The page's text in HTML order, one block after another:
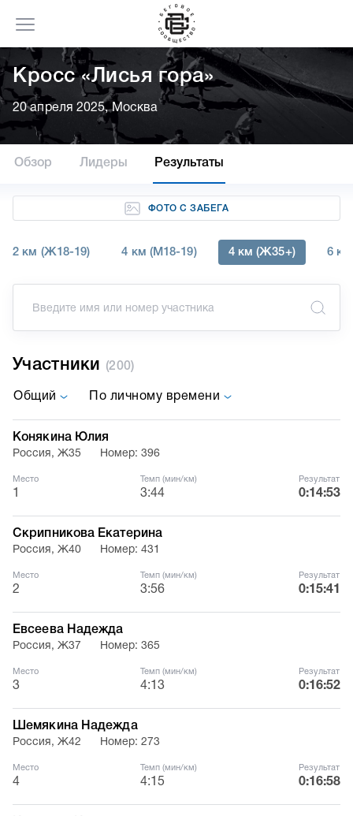
Кросс «Лисья гора»
20 апреля 2025, Москва
Обзор Лидеры Результаты
ФОТО С ЗАБЕГА
2 км (Ж18-19) 4 км (М18-19) 4 км (Ж35+) 6
Участники (200)
Общий По личному времени
Конякина Юлия
Россия, Ж35 Номер: 396
Место Темп (мин/км)
3:44
Результат
0:14:53
Скрипникова Екатерина
Россия, Ж40 Номер: 431
Место
2
Темп (мин/км)
3:56
Результат
0:15:41
Евсеева Надежда
Россия, Ж37 Номер: 365
Место
3
Темп (мин/км)
4:13
Результат
0:16:52
Шемякина Надежда
Россия, Ж42 Номер: 273
Место
4
Темп (мин/км)
4:15
Результат
0:16:58